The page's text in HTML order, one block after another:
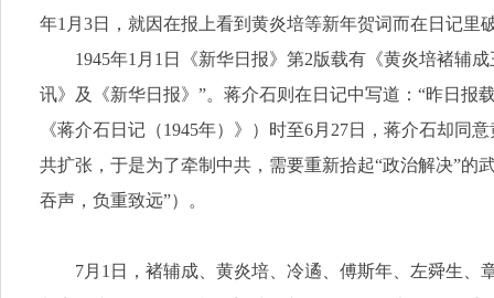
年1月3日，就因在报上看到黄炎培等新年贺词而在日记里
1945年1月1日《新华日报》第2版载有《黄炎培褚辅
讯》及《新华日报》”。蒋介石则在日记中写道：“昨日
《蒋介石日记（1945年）》）时至6月27日，蒋介石却
共扩张，于是为了牵制中共，需要重新拾起“政治解决”的
吞声，负重致远”）。
7月1日，褚辅成、黄炎培、冷遹、傅斯年、左舜生